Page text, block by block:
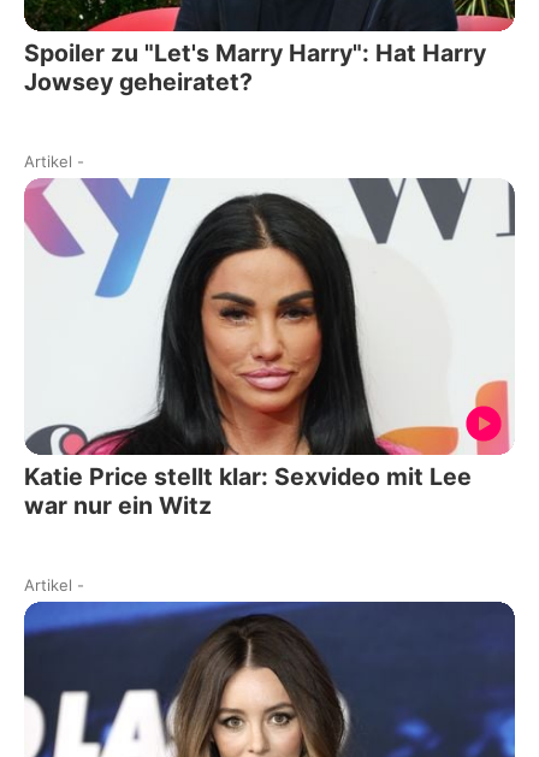
Spoiler zu "Let's Marry Harry": Hat Harry
Jowsey geheiratet?
Artikel -
Katie Price stellt klar: Sexvideo mit Lee
war nur ein Witz
Artikel -